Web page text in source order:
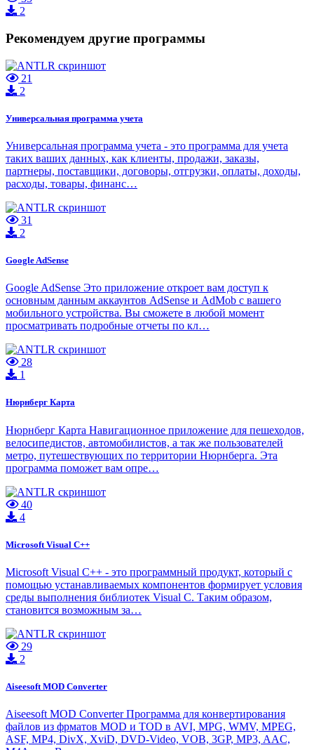
2
Рекомендуем другие программы
21
2
Универсальная программа учета
Универсальная программа учета - это программа для учета
таких ваших данных, как клиенты, продажи, заказы,
партнеры, поставщики, договоры, отгрузки, оплаты, доходы,
расходы, товары, финанс…
31
2
Google AdSense
Google AdSense Это приложение откроет вам доступ к
основным данным аккаунтов AdSense и AdMob с вашего
мобильного устройства. Вы сможете в любой момент
просматривать подробные отчеты по кл…
28
1
Нюрнберг Карта
Нюрнберг Карта Навигационное приложение для пешеходов,
велосипедистов, автомобилистов, а так же пользователей
метро, путешествующих по территории Нюрнберга. Эта
программа поможет вам опре…
40
4
Microsoft Visual C++
Microsoft Visual C++ - это программный продукт, который с
помощью устанавливаемых компонентов формирует условия
среды выполнения библиотек Visual C. Таким образом,
становится возможным за…
29
2
Aiseesoft MOD Converter
Aiseesoft MOD Converter Программа для конвертирования
файлов из фрматов MOD и TOD в AVI, MPG, WMV, MPEG,
ASF, MP4, DivX, XviD, DVD-Video, VOB, 3GP, MP3, AAC,